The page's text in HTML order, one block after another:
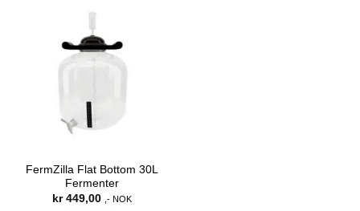
FermZilla Flat Bottom 30L
Fermenter
kr449,00 ,- NOK